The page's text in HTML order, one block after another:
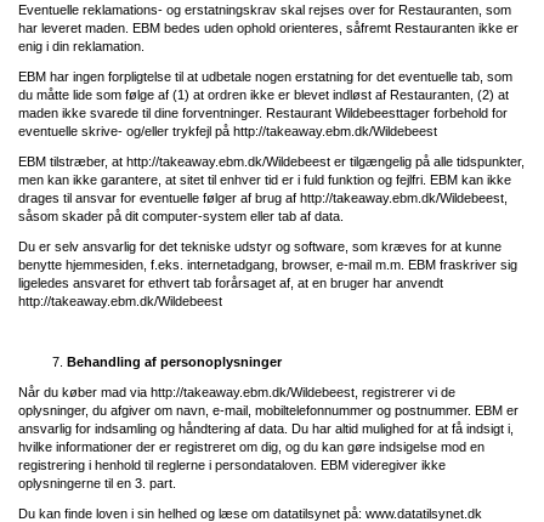
Eventuelle reklamations- og erstatningskrav skal rejses over for Restauranten, som
har leveret maden. EBM bedes uden ophold orienteres, såfremt Restauranten ikke er
enig i din reklamation.
EBM har ingen forpligtelse til at udbetale nogen erstatning for det eventuelle tab, som
du måtte lide som følge af (1) at ordren ikke er blevet indløst af Restauranten, (2) at
maden ikke svarede til dine forventninger. Restaurant Wildebeesttager forbehold for
eventuelle skrive- og/eller trykfejl på http://takeaway.ebm.dk/Wildebeest
EBM tilstræber, at http://takeaway.ebm.dk/Wildebeest er tilgængelig på alle tidspunkter,
men kan ikke garantere, at sitet til enhver tid er i fuld funktion og fejlfri. EBM kan ikke
drages til ansvar for eventuelle følger af brug af http://takeaway.ebm.dk/Wildebeest
såsom skader på dit computer-system eller tab af data.
Du er selv ansvarlig for det tekniske udstyr og software, som kræves for at kunne
benytte hjemmesiden, f.eks. internetadgang, browser, e-mail m.m. EBM fraskriver sig
ligeledes ansvaret for ethvert tab forårsaget af, at en bruger har anvendt
http://takeaway.ebm.dk/Wildebeest
Behandling af personoplysninger
Når du køber mad via http://takeaway.ebm.dk/Wildebeest , registrerer vi de
oplysninger, du afgiver om navn, e-mail, mobiltelefonnummer og postnummer. EBM er
ansvarlig for indsamling og håndtering af data. Du har altid mulighed for at få indsigt i,
hvilke informationer der er registreret om dig, og du kan gøre indsigelse mod en
registrering i henhold til reglerne i persondataloven. EBM videregiver ikke
oplysningerne til en 3. part.
Du kan finde loven i sin helhed og læse om datatilsynet på: www.datatilsynet.dk